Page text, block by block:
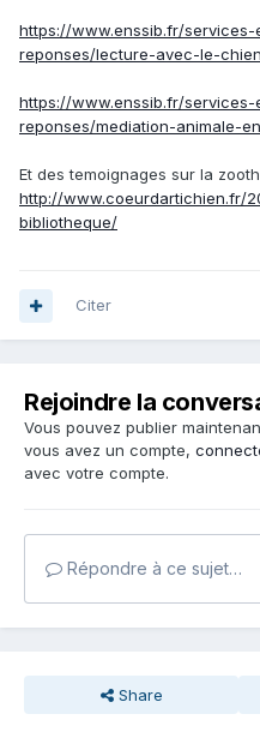
https://www.enssib.fr/
reponses/lecture-avec-le-
https://www.enssib.fr/
reponses/mediation-animale-
Et des temoignages sur la
http://www.coeurdartichien.fr/
bibliotheque/
Citer
Rejoindre la
Vous pouvez publier
vous avez un compte,
avec votre compte.
Répondre à ce sujet…
Share